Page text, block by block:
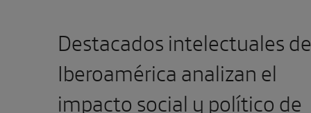
Destacados intelectuales de
Iberoamérica analizan el
impacto social y político de